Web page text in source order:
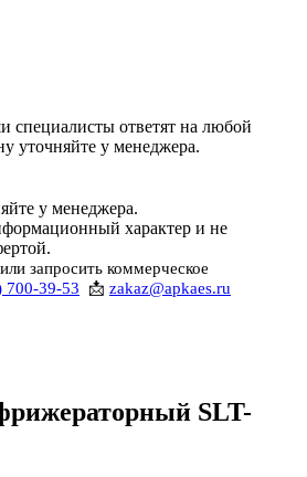
специалисты ответят на любой
уточняйте у менеджера.
у менеджера.
характер и не
запросить коммерческое
700-39-53 📩 zakaz@apkaes.ru
SLT-